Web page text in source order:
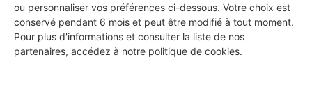
ou personnaliser vos préférences ci-dessous. Votre choix est
conservé pendant 6 mois et peut être modifié à tout moment.
Pour plus d'informations et consulter la liste de nos
partenaires, accédez à notre politique de cookies.
Voir sa fiche